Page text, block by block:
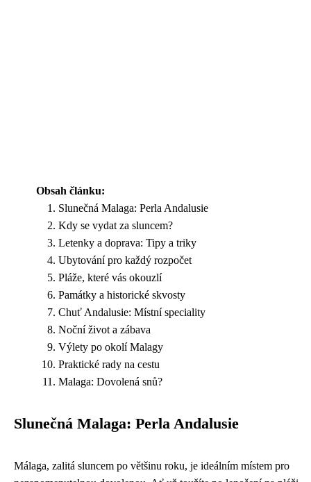
Obsah článku:
Slunečná Malaga: Perla Andalusie
Kdy se vydat za sluncem?
Letenky a doprava: Tipy a triky
Ubytování pro každý rozpočet
Pláže, které vás okouzlí
Památky a historické skvosty
Chuť Andalusie: Místní speciality
Noční život a zábava
Výlety po okolí Malagy
Praktické rady na cestu
Malaga: Dovolená snů?
Slunečná Malaga: Perla Andalusie
Málaga, zalitá sluncem po většinu roku, je ideálním místem pro